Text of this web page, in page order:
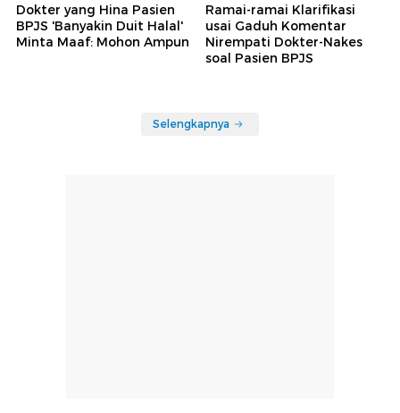
Dokter yang Hina Pasien
BPJS 'Banyakin Duit Halal'
Minta Maaf: Mohon Ampun
Ramai-ramai Klarifikasi
usai Gaduh Komentar
Nirempati Dokter-Nakes
soal Pasien BPJS
Selengkapnya